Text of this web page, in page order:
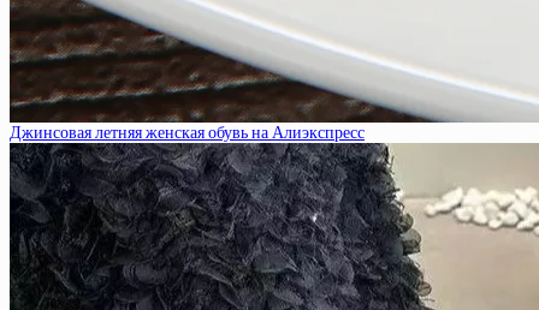
Джинсовая летняя женская обувь на Алиэкспресс